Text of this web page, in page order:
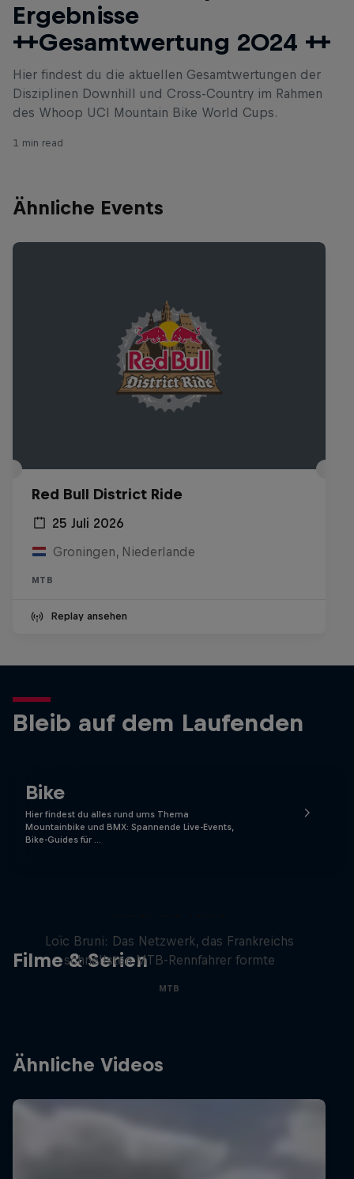
Ergebnisse
++Gesamtwertung 2024 ++
Hier findest du die aktuellen Gesamtwertungen der
Disziplinen Downhill und Cross-Country im Rahmen
des Whoop UCI Mountain Bike World Cups.
1 min read
Ähnliche Events
Red Bull District Ride
25 Juli 2026
Groningen, Niederlande
MTB
Replay ansehen
Bleib auf dem Laufenden
Bike
Hier findest du alles rund ums Thema
Mountainbike und BMX: Spannende Live-Events,
Bike-Guides für …
Filme & Serien
Loïc Bruni: Das Netzwerk, das Frankreichs
schnellsten MTB-Rennfahrer formte
MTB
Ähnliche Videos